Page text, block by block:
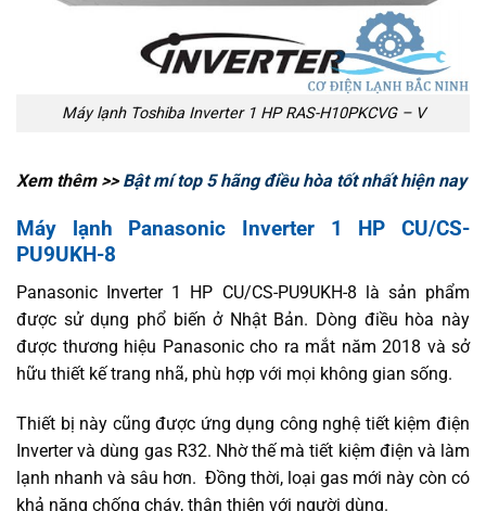
Máy lạnh Toshiba Inverter 1 HP RAS-H10PKCVG – V
Xem thêm >> Bật mí top 5 hãng điều hòa tốt nhất hiện nay
Máy lạnh Panasonic Inverter 1 HP CU/CS-
PU9UKH-8
Panasonic Inverter 1 HP CU/CS-PU9UKH-8 là sản phẩm
được sử dụng phổ biến ở Nhật Bản. Dòng điều hòa này
được thương hiệu Panasonic cho ra mắt năm 2018 và sở
hữu thiết kế trang nhã, phù hợp với mọi không gian sống.
Thiết bị này cũng được ứng dụng công nghệ tiết kiệm điện
Inverter và dùng gas R32. Nhờ thế mà tiết kiệm điện và làm
lạnh nhanh và sâu hơn. Đồng thời, loại gas mới này còn có
khả năng chống cháy, thân thiện với người dùng.